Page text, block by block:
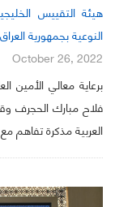
هيئة التقييس
النوعية بجمهورية العراق
October 26, 2022
برعاية معالي الأمين
فلاح مبارك الحجرف
العربية مذكرة تفاهم مع